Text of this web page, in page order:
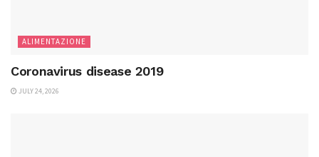
ALIMENTAZIONE
Coronavirus disease 2019
JULY 24, 2026